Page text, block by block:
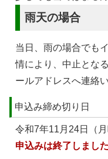
雨天の場合
当日、雨の場合でも
情により、中止とな
ールアドレスへ連絡
申込み締め切り日
令和7年11月24日（月
申込みは終了しました